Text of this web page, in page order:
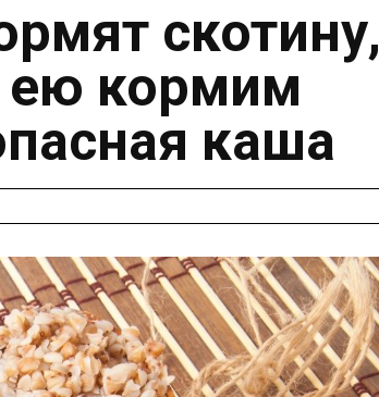
скотину,
ею кормим
каша